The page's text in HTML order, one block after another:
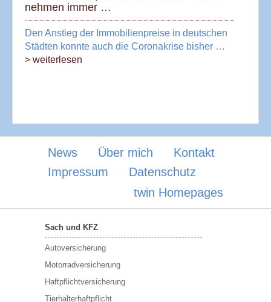
nehmen immer …
Den Anstieg der Immobilienpreise in deutschen
Städten konnte auch die Coronakrise bisher …
> weiterlesen
News Über mich
Kontakt
Impressum
Datenschutz
twin Homepages
Sach und KFZ
Autoversicherung
Motorradversicherung
Haftpflichtversicherung
Tierhalterhaftpflicht